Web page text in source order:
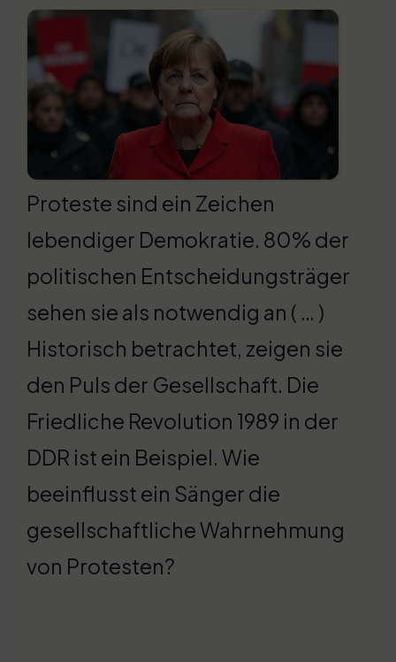
Proteste sind ein Zeichen
lebendiger Demokratie. 80% der
politischen Entscheidungsträger
sehen sie als notwendig an ( … )
Historisch betrachtet, zeigen sie
den Puls der Gesellschaft. Die
Friedliche Revolution 1989 in der
DDR ist ein Beispiel. Wie
beeinflusst ein Sänger die
gesellschaftliche Wahrnehmung
von Protesten?